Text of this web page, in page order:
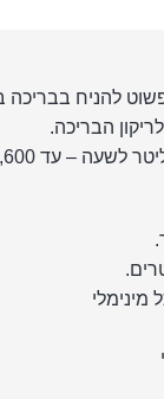
הבריכה.
ליטר (15.6 קוב)
מינימלי